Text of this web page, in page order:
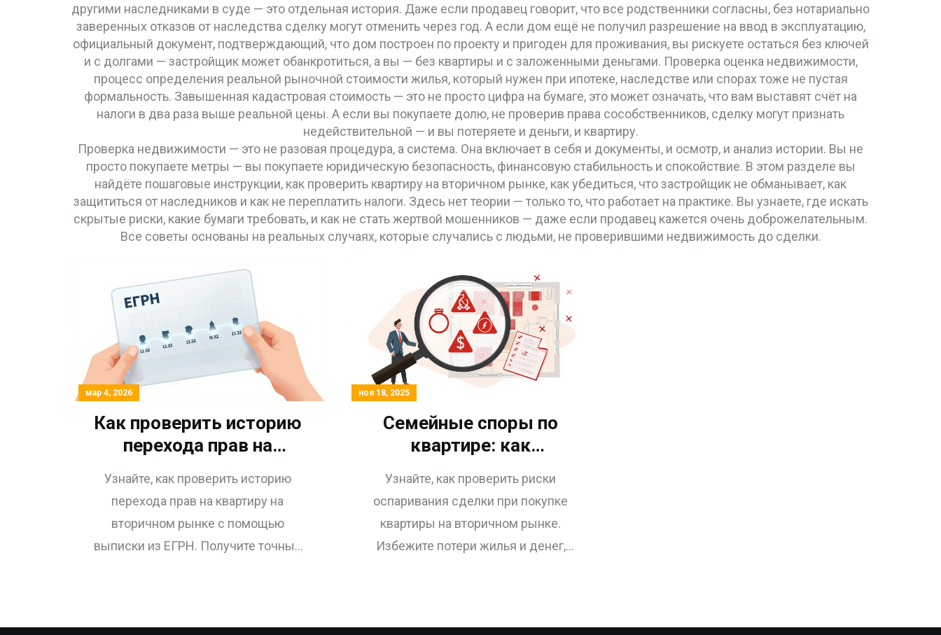
другими наследниками в суде — это отдельная история. Даже если продавец говорит, что все родственники согласны, без нотариально
заверенных отказов от наследства сделку могут отменить через год. А если дом ещё не получил разрешение на ввод в эксплуатацию,
официальный документ, подтверждающий, что дом построен по проекту и пригоден для проживания, вы рискуете остаться без ключей
и с долгами — застройщик может обанкротиться, а вы — без квартиры и с заложенными деньгами. Проверка оценка недвижимости,
процесс определения реальной рыночной стоимости жилья, который нужен при ипотеке, наследстве или спорах тоже не пустая
формальность. Завышенная кадастровая стоимость — это не просто цифра на бумаге, это может означать, что вам выставят счёт на
налоги в два раза выше реальной цены. А если вы покупаете долю, не проверив права сособственников, сделку могут признать
недействительной — и вы потеряете и деньги, и квартиру.
Проверка недвижимости — это не разовая процедура, а система. Она включает в себя и документы, и осмотр, и анализ истории. Вы не
просто покупаете метры — вы покупаете юридическую безопасность, финансовую стабильность и спокойствие. В этом разделе вы
найдёте пошаговые инструкции, как проверить квартиру на вторичном рынке, как убедиться, что застройщик не обманывает, как
защититься от наследников и как не переплатить налоги. Здесь нет теории — только то, что работает на практике. Вы узнаете, где искать
скрытые риски, какие бумаги требовать, и как не стать жертвой мошенников — даже если продавец кажется очень доброжелательным.
Все советы основаны на реальных случаях, которые случались с людьми, не проверившими недвижимость до сделки.
мар 4, 2026
Как проверить историю
перехода прав на
рынке по выписке из
ЕГРН
Узнайте, как проверить историю
перехода прав на квартиру на
вторичном рынке с помощью
выписки из ЕГРН. Получите точные
ноя 18, 2025
Семейные споры по
квартире: как
риски оспаривания
сделки на вторичном
рынке
Узнайте, как проверить риски
оспаривания сделки при покупке
квартиры на вторичном рынке.
Избежите потери жилья и денег,